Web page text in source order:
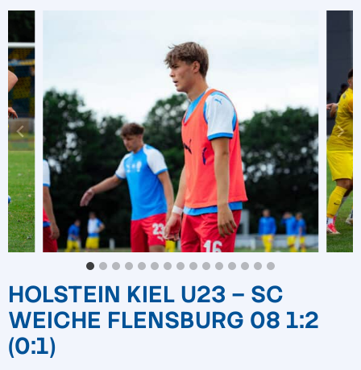
HOLSTEIN KIEL U23 – SC
WEICHE FLENSBURG 08 1:2
(0:1)